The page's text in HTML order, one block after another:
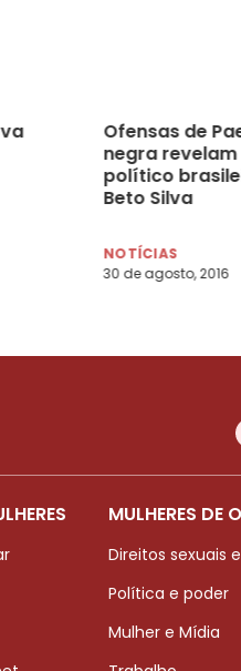
Ofensas de
negra
político
Beto Silva
NOTÍCIAS
30 de agosto, 2016
MULHERES DE
Direitos sexuais
Política e poder
Mulher e Mídia